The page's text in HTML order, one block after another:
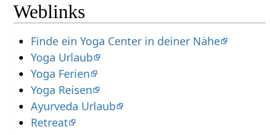
Weblinks
Finde ein Yoga Center in deiner Nähe
Yoga Urlaub
Yoga Ferien
Yoga Reisen
Ayurveda Urlaub
Retreat